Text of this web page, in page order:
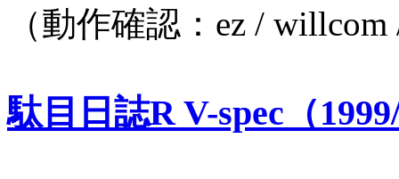
（動作確認：ez /
駄目日誌R V-spec（